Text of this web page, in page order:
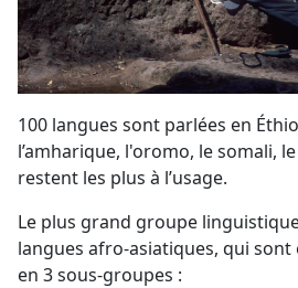
100 langues sont parlées en
l’amharique, l'oromo, le somali,
restent les plus à l’usage.
Le plus grand groupe
langues afro-asiatiques, qui sont
en 3 sous-groupes :